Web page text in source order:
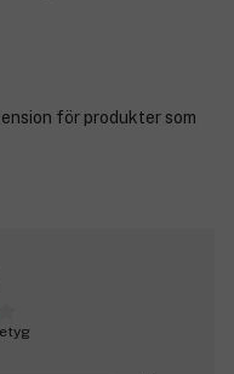
för produkter som